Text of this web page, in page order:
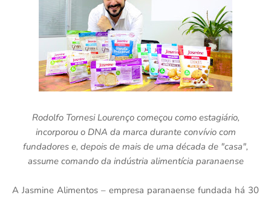
Rodolfo Tornesi Lourenço começou como estagiário,
incorporou o DNA da marca durante convívio com
fundadores e, depois de mais de uma década de "casa",
assume comando da indústria alimentícia paranaense
A Jasmine Alimentos – empresa paranaense fundada há 30